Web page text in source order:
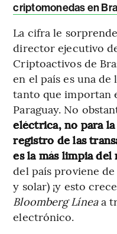
criptomonedas en
La cifra le
director ejecutivo
Criptoactivos de
en el país es una de
tanto que importan
Paraguay. No
eléctrica, no para
registro de las
es la más limpia del
del país proviene
y solar) ¡y esto
Bloomberg Líneaa
electrónico.